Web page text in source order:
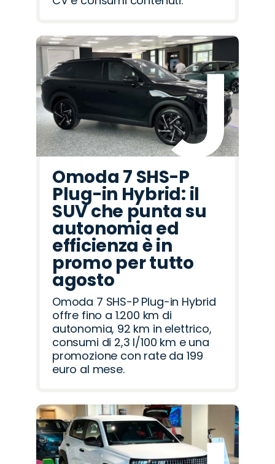
Omoda 7 SHS-P
Plug-in Hybrid: il
SUV che punta su
autonomia ed
efficienza è in
promo per tutto
agosto
Omoda 7 SHS-P Plug-in Hybrid
offre fino a 1.200 km di
autonomia, 92 km in elettrico,
consumi di 2,3 l/100 km e una
promozione con rate da 199
euro al mese.